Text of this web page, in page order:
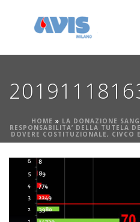
HOME » LA DONAZIONE
RESPONSABILITA’ DELLA TUTELA
DOVERE COSTITUZIONALE, CIVCO